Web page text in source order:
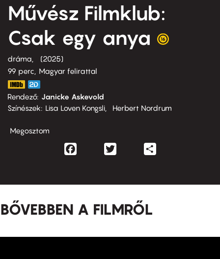
Művész Filmklub:
Csak egy anya
dráma
2025
99 perc,
Magyar felirattal
Rendező Janicke Askevold
Színészek
Lisa Loven Kongsli Herbert Nordrum
Megosztom
Facebook
BŐVEBBEN A FILMRŐL